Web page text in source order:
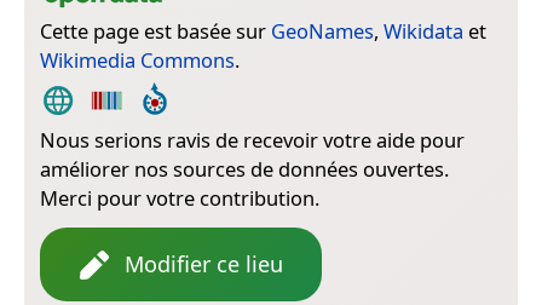
Cette page est basée sur GeoNames, Wikidata et
Wikimedia Commons.
Nous serions ravis de recevoir votre aide pour
améliorer nos sources de données ouvertes.
Merci pour votre contribution.
Modifier ce lieu